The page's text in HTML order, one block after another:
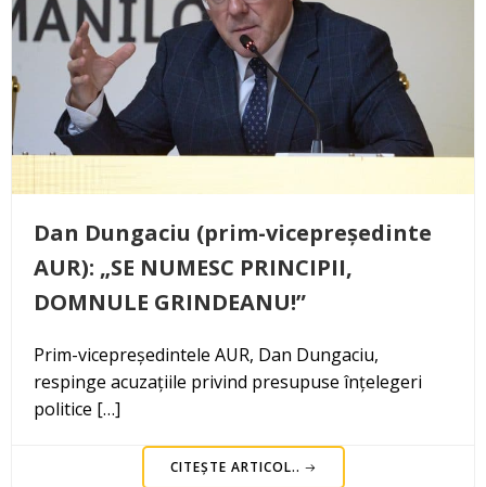
Dan Dungaciu (prim-vicepreședinte
AUR): „SE NUMESC PRINCIPII,
DOMNULE GRINDEANU!”
Prim-vicepreședintele AUR, Dan Dungaciu,
respinge acuzațiile privind presupuse înțelegeri
politice […]
CITEȘTE ARTICOL..